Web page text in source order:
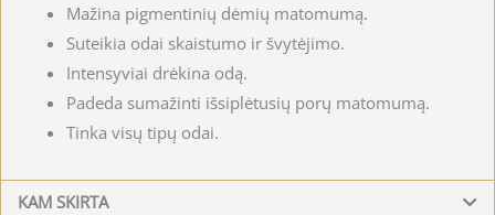
Mažina pigmentinių dėmių matomumą.
Suteikia odai skaistumo ir švytėjimo.
Intensyviai drėkina odą.
Padeda sumažinti išsiplėtusių porų matomumą.
Tinka visų tipų odai.
KAM SKIRTA